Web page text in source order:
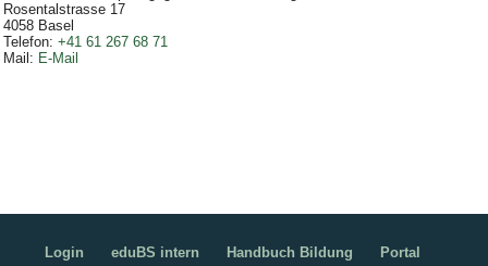
Rosentalstrasse 17
4058 Basel
Telefon: +41 61 267 68 71
Mail : E-Mail
Login eduBS intern Handbuch Bildung
Portal